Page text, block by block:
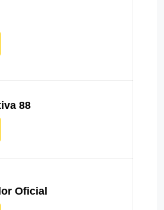
88
Oficial